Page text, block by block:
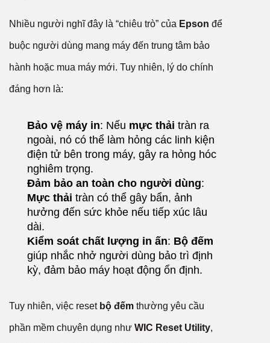
Nhiều người nghĩ đây là “chiêu trò” của Epson để
buộc người dùng mang máy đến trung tâm bảo
hành hoặc mua máy mới. Tuy nhiên, lý do chính
đáng hơn là:
Bảo vệ máy in: Nếu mực thải tràn ra
ngoài, nó có thể làm hỏng các linh kiện
điện tử bên trong máy, gây ra hỏng hóc
nghiêm trọng.
Đảm bảo an toàn cho người dùng:
Mực thải tràn có thể gây bẩn, ảnh
hưởng đến sức khỏe nếu tiếp xúc lâu
dài.
Kiểm soát chất lượng in ấn: Bộ đếm
giúp nhắc nhở người dùng bảo trì định
kỳ, đảm bảo máy hoạt động ổn định.
Tuy nhiên, việc reset bộ đếm thường yêu cầu
phần mềm chuyên dụng như WIC Reset Utility,